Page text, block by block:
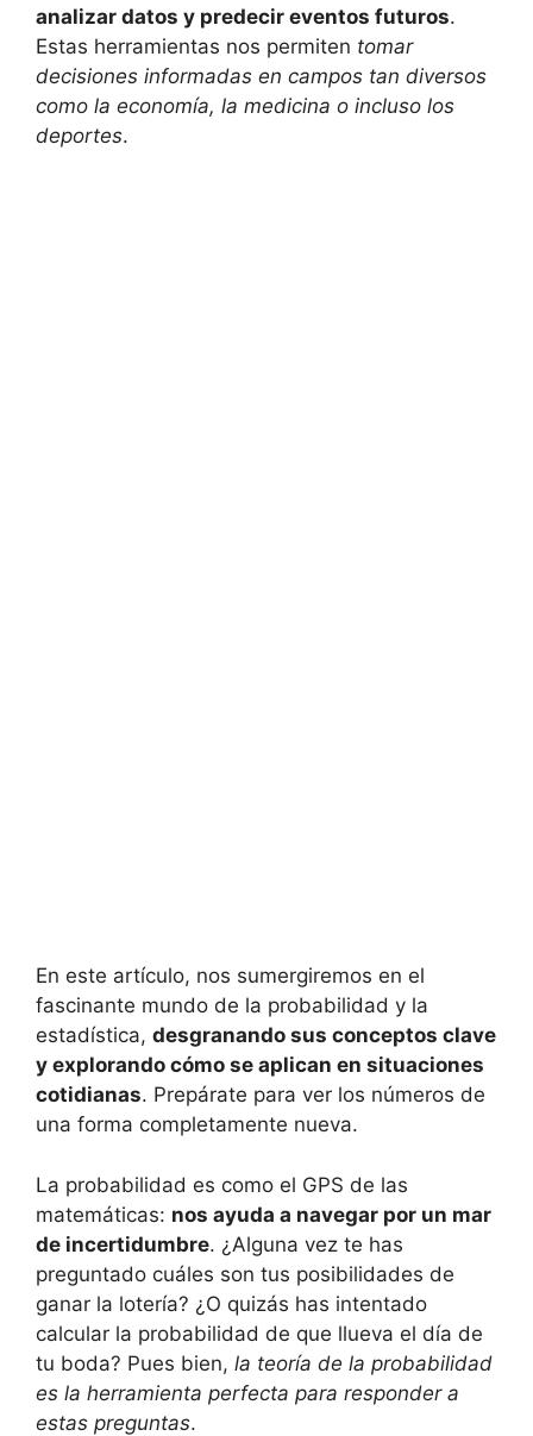
analizar datos y predecir eventos futuros.
Estas herramientas nos permiten tomar
decisiones informadas en campos tan diversos
como la economía, la medicina o incluso los
deportes.
En este artículo, nos sumergiremos en el
fascinante mundo de la probabilidad y la
estadística, desgranando sus conceptos clave
y explorando cómo se aplican en situaciones
cotidianas. Prepárate para ver los números de
una forma completamente nueva.
La probabilidad es como el GPS de las
matemáticas: nos ayuda a navegar por un mar
de incertidumbre. ¿Alguna vez te has
preguntado cuáles son tus posibilidades de
ganar la lotería? ¿O quizás has intentado
calcular la probabilidad de que llueva el día de
tu boda? Pues bien, la teoría de la probabilidad
es la herramienta perfecta para responder a
estas preguntas.